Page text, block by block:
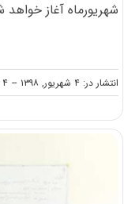
شهریورماه آغاز
انتشار در: ۴ شهریور, ۱۳۹۸ -- ۴ دیدگاه